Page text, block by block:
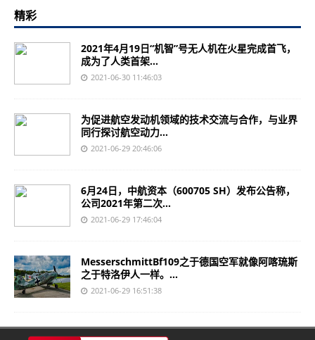
精彩
2021年4月19日“机智”号无人机在火星完成首飞，
成为了人类首架...
2021-06-30 11:46:03
为促进航空发动机领域的技术交流与合作，与业界
同行探讨航空动力...
2021-06-29 20:46:06
6月24日，中航资本（600705 SH）发布公告称，
公司2021年第二次...
2021-06-29 17:46:04
MesserschmittBf109之于德国空军就像阿喀琉斯
之于特洛伊人一样。...
2021-06-29 16:51:38